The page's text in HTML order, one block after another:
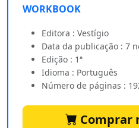
WORKBOOK
Editora : Vestígio
Data da publicação : 7
Edição : 1ª
Idioma : Português
Número de páginas :
Comprar